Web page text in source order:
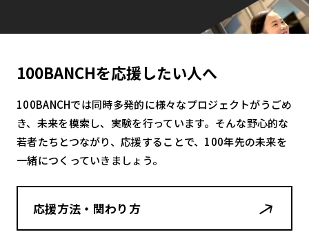
100BANCHを応援したい人へ
100BANCHでは同時多発的に様々なプロジェクトがうごめ
き、未来を模索し、実験を行っています。そんな野心的な
若者たちとつながり、応援することで、100年先の未来を
一緒につくっていきましょう。
応援方法・関わり方